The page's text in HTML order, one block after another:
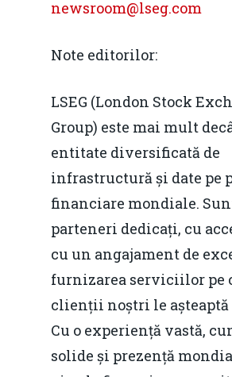
newsroom@lseg.com
Note editorilor:
LSEG (London Stock
Group) este mai mult
entitate diversificată de
infrastructură și date pe
financiare mondiale.
parteneri dedicați, cu
cu un angajament de
furnizarea serviciilor pe
clienții noștri le așteaptă
Cu o experiență vastă,
solide și prezență